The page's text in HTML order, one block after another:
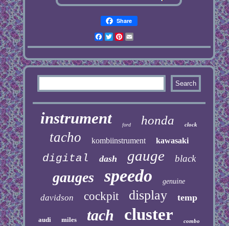
Share
Facebook
TwitterPinterest
instrument ford honda clock
tacho kombiinstrument kawasaki
digital dash gauge black
gauges speedo genuine
davidson cockpit display temp
audi miles tach cluster combo